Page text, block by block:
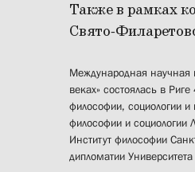
Также в рамках
Свято-
Международная научная
веках» состоялась в
философии, социологии и
философии и социологии
Институт философии
дипломатии